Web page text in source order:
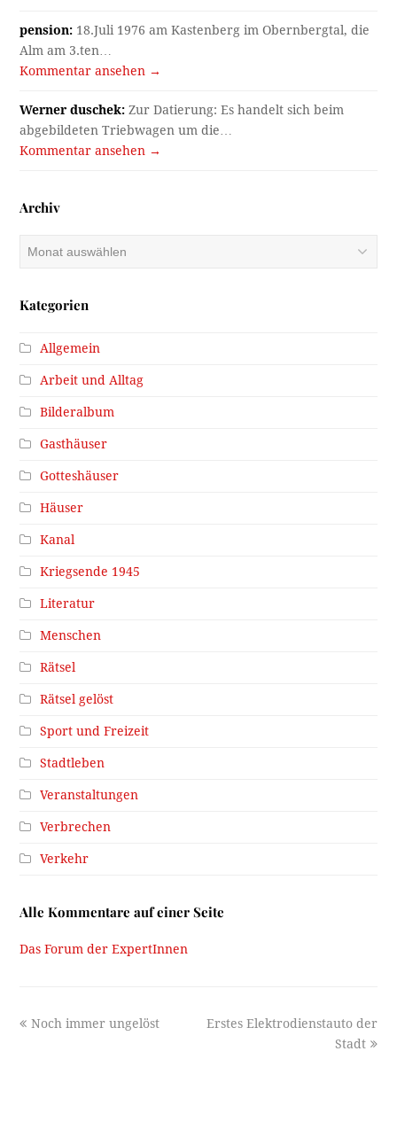
pension: 18.Juli 1976 am Kastenberg im Obernbergtal, die
Alm am 3.ten…
Kommentar ansehen →
Werner duschek: Zur Datierung: Es handelt sich beim
abgebildeten Triebwagen um die…
Kommentar ansehen →
Archiv
Archiv
Kategorien
Allgemein
Arbeit und Alltag
Bilderalbum
Gasthäuser
Gotteshäuser
Häuser
Kanal
Kriegsende 1945
Literatur
Menschen
Rätsel
Rätsel gelöst
Sport und Freizeit
Stadtleben
Veranstaltungen
Verbrechen
Verkehr
Alle Kommentare auf einer Seite
Das Forum der ExpertInnen
previous
Noch immer ungelöst
next
Erstes Elektrodienstauto der
Stadt